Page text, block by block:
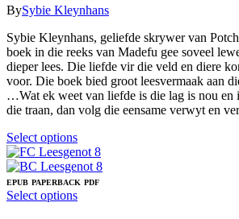
chosen
on
the
product
page
The
options
may
be
chosen
on
the
product
page
range:
through
R219.00
BySybie Kleynhans
Sybie Kleynhans, geliefde skrywer van
boek in die reeks van Madefu gee soveel
dieper lees. Die liefde vir die veld en diere
voor. Die boek bied groot leesvermaak aan
…Wat ek weet van liefde is die lag is nou en
die traan, dan volg die eensame verwyt en
Select optionsThis
product
has
multiple
variants.
EPUB PAPERBACK PDF
Select optionsThis